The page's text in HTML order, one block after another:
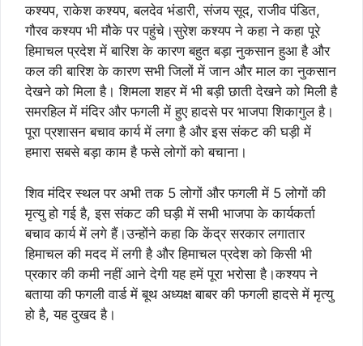
कश्यप, राकेश कश्यप, बलदेव भंडारी, संजय सूद, राजीव पंडित,
गौरव कश्यप भी मौके पर पहुंचे।सुरेश कश्यप ने कहा ने कहा पूरे
हिमाचल प्रदेश में बारिश के कारण बहुत बड़ा नुकसान हुआ है और
कल की बारिश के कारण सभी जिलों में जान और माल का नुकसान
देखने को मिला है। शिमला शहर में भी बड़ी छाती देखने को मिली है
समरहिल में मंदिर और फगली में हुए हादसे पर भाजपा शिकागुल है।
पूरा प्रशासन बचाव कार्य में लगा है और इस संकट की घड़ी में
हमारा सबसे बड़ा काम है फसे लोगों को बचाना।
शिव मंदिर स्थल पर अभी तक 5 लोगों और फगली में 5 लोगों की
मृत्यु हो गई है, इस संकट की घड़ी में सभी भाजपा के कार्यकर्ता
बचाव कार्य में लगे हैं।उन्होंने कहा कि केंद्र सरकार लगातार
हिमाचल की मदद में लगी है और हिमाचल प्रदेश को किसी भी
प्रकार की कमी नहीं आने देगी यह हमें पूरा भरोसा है।कश्यप ने
बताया की फगली वार्ड में बूथ अध्यक्ष बाबर की फगली हादसे में मृत्यु
हो है, यह दुखद है।